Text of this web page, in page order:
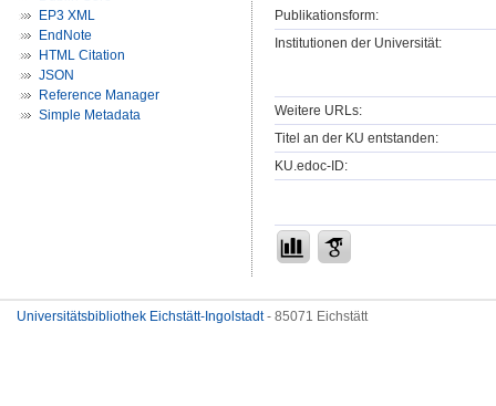
EP3 XML
EndNote
HTML Citation
JSON
Reference Manager
Simple Metadata
Publikationsform:
Institutionen der Universität:
Weitere URLs:
Titel an der KU entstanden:
KU.edoc-ID:
Universitätsbibliothek Eichstätt-Ingolstadt- 85071 Eichstätt